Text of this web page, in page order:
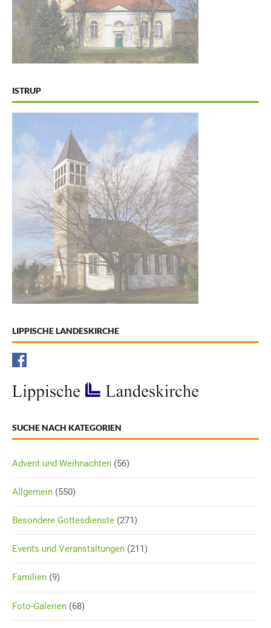
ISTRUP
LIPPISCHE LANDESKIRCHE
SUCHE NACH KATEGORIEN
Advent und Weihnachten (56)
Allgemein (550)
Besondere Gottesdienste (271)
Events und Veranstaltungen (211)
Familien (9)
Foto-Galerien (68)